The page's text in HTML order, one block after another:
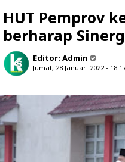
HUT Pemprov
berharap
Editor: Admin
Jumat, 28 Januari 2022 -